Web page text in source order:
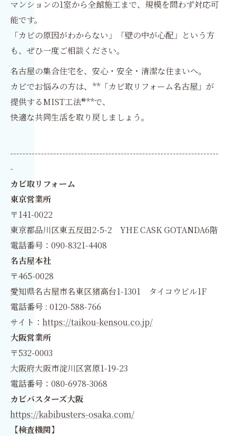
マンションの1室から全館施工まで、規模を問わず対応可
能です。
「カビの原因がわからない」「壁の中が心配」という方
も、ぜひ一度ご相談ください。
名古屋の集合住宅を、安心・安全・清潔な住まいへ。
カビでお悩みの方は、**「カビ取リフォーム名古屋」が
提供するMIST工法®**で、
快適な共同生活を取り戻しましょう。
--------------------------------------------------------------------
-
カビ取リフォーム
東京営業所
〒141-0022
東京都品川区東五反田2-5-2 YHE CASK GOTANDA6階
電話番号：090-8321-4408
名古屋本社
〒465-0028
愛知県名古屋市名東区猪高台1-1301 タイコウビル1F
電話番号 : 0120-588-766
サイト： https://taikou-kensou.co.jp/
大阪営業所
〒532-0003
大阪府大阪市淀川区宮原1-19-23
電話番号：080-6978-3068
カビバスターズ大阪
https://kabibusters-osaka.com/
【検査機関】